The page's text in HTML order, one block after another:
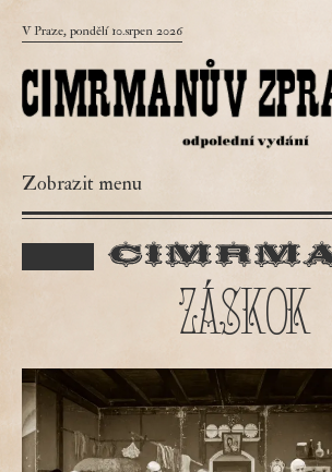
V Praze, pondělí 10.srpen 2026
Zobrazit menu
ZÁSKOK